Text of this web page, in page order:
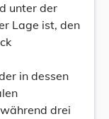
unter der
Lage ist, den
in dessen
drei